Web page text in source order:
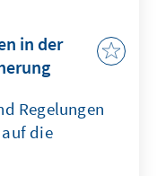
Fokus.
in der
Regelungen
die